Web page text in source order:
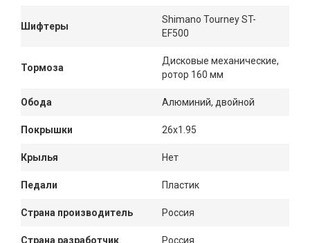
Шифтеры
Shimano Tourney ST-
EF500
Тормоза
Дисковые механические,
ротор 160 мм
Обода Алюминий, двойной
Покрышки 26x1.95
Крылья Нет
Педали Пластик
Страна производитель Россия
Страна разработчик Россия